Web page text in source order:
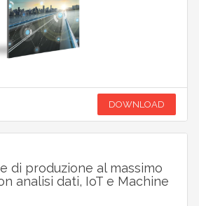
DOWNLOAD
di produzione al massimo
analisi dati, IoT e Machine